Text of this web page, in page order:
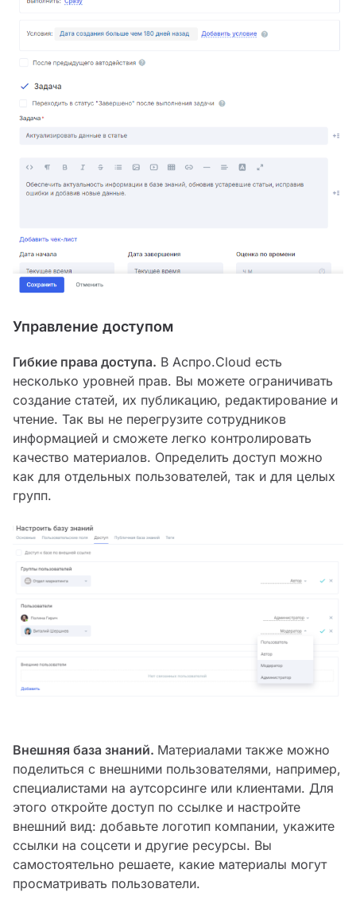
Управление доступом
Гибкие права доступа. В Аспро.Cloud есть
несколько уровней прав. Вы можете ограничивать
создание статей, их публикацию, редактирование и
чтение. Так вы не перегрузите сотрудников
информацией и сможете легко контролировать
качество материалов. Определить доступ можно
как для отдельных пользователей, так и для целых
групп.
Внешняя база знаний. Материалами также можно
поделиться с внешними пользователями, например,
специалистами на аутсорсинге или клиентами. Для
этого откройте доступ по ссылке и настройте
внешний вид: добавьте логотип компании, укажите
ссылки на соцсети и другие ресурсы. Вы
самостоятельно решаете, какие материалы могут
просматривать пользователи.